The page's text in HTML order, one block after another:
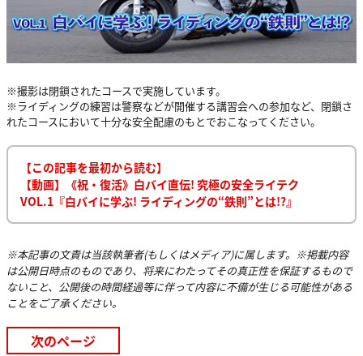
※撮影は閉鎖されたコースで実施しています。
※ライディングの練習は警察などが開催する講習会への参加など、閉鎖さ
れたコースにおいて十分な安全配慮のもとでおこなってください。
【この記事を最初から読む】
【動画】《祝・復活》白バイ直伝! 究極の安全ライテク
VOL.1『白バイに学ぶ! ライディングの“鉄則”とは!?』
※本記事の文責は当該執筆者(もしくはメディア)に属します。※掲載内容
は公開日時点のものであり、将来にわたってその真正性を保証するもので
ないこと、公開後の時間経過等に伴って内容に不備が生じる可能性がある
ことをご了承ください。
次のページ